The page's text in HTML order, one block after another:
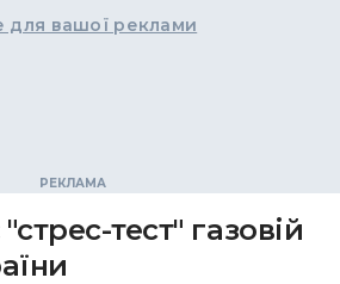
для вашої реклами
тест" газовій